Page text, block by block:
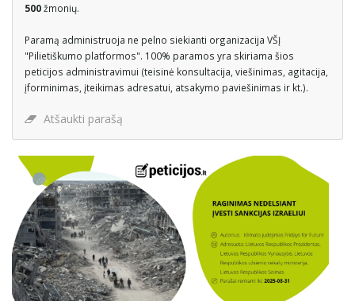
500žmonių.
Paramą administruoja ne pelno siekianti organizacija VŠĮ
"Pilietiškumo platformos". 100% paramos yra skiriama šios
peticijos administravimui (teisinė konsultacija, viešinimas, agitacija,
įforminimas, įteikimas adresatui, atsakymo paviešinimas ir kt.).
Atšaukti parašą